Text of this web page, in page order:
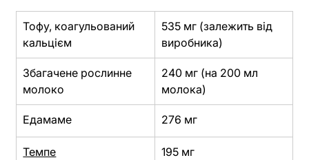
Тофу, коагульований
кальцієм
535 мг (залежить від
виробника)
Збагачене рослинне
молоко
240 мг (на 200 мл
молока)
Едамаме 276 мг
Темпе 195 мг